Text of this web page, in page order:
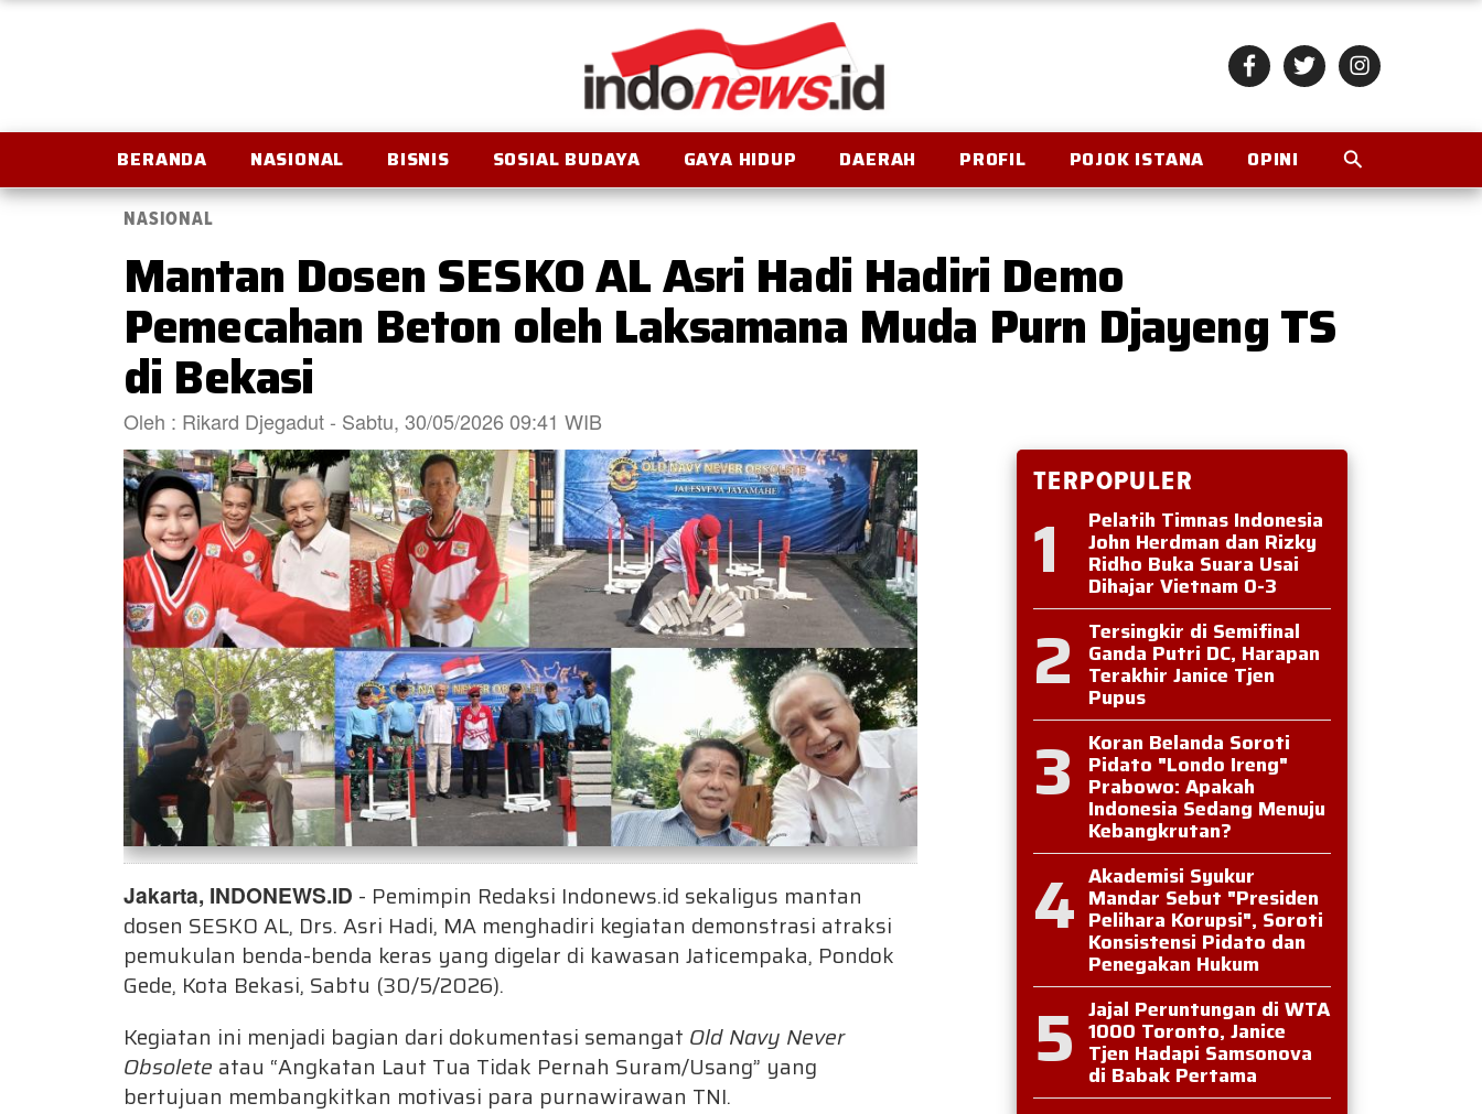
BERANDA NASIONAL BISNIS SOSIAL BUDAYA GAYA HIDUP DAERAH PROFIL POJOK ISTANA OPINI
NASIONAL
Mantan Dosen SESKO AL Asri Hadi Hadiri Demo
Pemecahan Beton oleh Laksamana Muda Purn Djayeng TS
di Bekasi
Oleh : Rikard Djegadut - Sabtu, 30/05/2026 09:41 WIB
Jakarta, INDONEWS.ID - Pemimpin Redaksi Indonews.id sekaligus mantan
dosen SESKO AL, Drs. Asri Hadi, MA menghadiri kegiatan demonstrasi atraksi
pemukulan benda-benda keras yang digelar di kawasan Jaticempaka, Pondok
Gede, Kota Bekasi, Sabtu (30/5/2026).
Kegiatan ini menjadi bagian dari dokumentasi semangat Old Navy Never
Obsolete atau “Angkatan Laut Tua Tidak Pernah Suram/Usang” yang
bertujuan membangkitkan motivasi para purnawirawan TNI.
TERPOPULER
1 Pelatih Timnas Indonesia
John Herdman dan Rizky
Ridho Buka Suara Usai
Dihajar Vietnam 0-3
2 Tersingkir di Semifinal
Ganda Putri DC, Harapan
Terakhir Janice Tjen
Pupus
3 Koran Belanda Soroti
Pidato "Londo Ireng"
Prabowo: Apakah
Indonesia Sedang Menuju
Kebangkrutan?
4 Akademisi Syukur
Mandar Sebut "Presiden
Pelihara Korupsi", Soroti
Konsistensi Pidato dan
Penegakan Hukum
5 Jajal Peruntungan di WTA
1000 Toronto, Janice
Tjen Hadapi Samsonova
di Babak Pertama